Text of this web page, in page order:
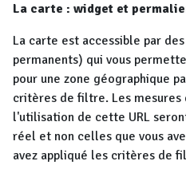
La carte : widget et
La carte est accessible par
permanents) qui vous
pour une zone géographique
critères de filtre. Les
l'utilisation de cette URL
réel et non celles que vous
avez appliqué les critères de